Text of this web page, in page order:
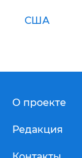
США
О проекте
Редакция